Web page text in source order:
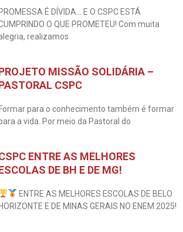
PROMESSA É DÍVIDA… E O CSPC ESTÁ
O QUE PROMETEU! Com muita
realizamos
MISSÃO SOLIDÁRIA –
CSPC
Formar para o conhecimento também é formar
a vida. Por meio da Pastoral do
ENTRE AS MELHORES
DE BH E DE MG!
ENTRE AS MELHORES ESCOLAS DE BELO
HORIZONTE E DE MINAS GERAIS NO ENEM 2025!